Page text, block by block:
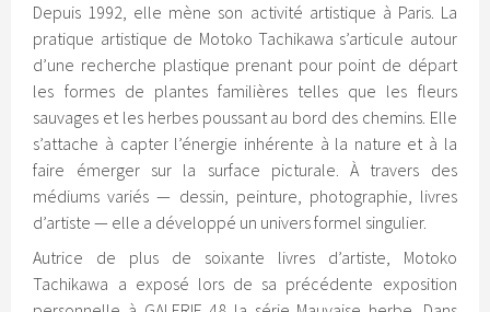
Depuis 1992, elle mène son activité artistique à Paris. La
pratique artistique de Motoko Tachikawa s’articule autour
d’une recherche plastique prenant pour point de départ
les formes de plantes familières telles que les fleurs
sauvages et les herbes poussant au bord des chemins. Elle
s’attache à capter l’énergie inhérente à la nature et à la
faire émerger sur la surface picturale. À travers des
médiums variés — dessin, peinture, photographie, livres
d’artiste — elle a développé un univers formel singulier.
Autrice de plus de soixante livres d’artiste, Motoko
Tachikawa a exposé lors de sa précédente exposition